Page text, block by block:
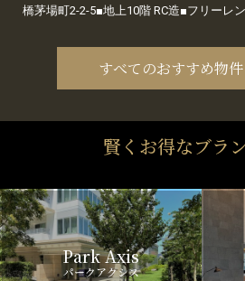
橋茅場町2-2-5■地上10階 RC造■フリーレ
すべてのおすすめ物
賢くお得なブラ
Park Axis
パークアクシス